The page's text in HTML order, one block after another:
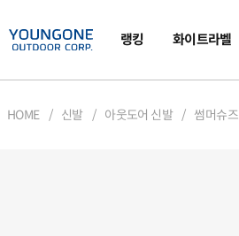
랭킹 화이트라벨
HOME 신발 아웃도어 신발 썸머슈즈